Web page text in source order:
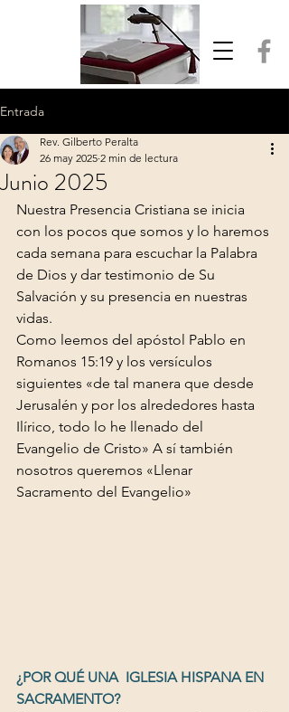
Entrada
Junio 2025
Rev. Gilberto Peralta
26 may 2025 2 min de lectura
Nuestra Presencia Cristiana se inicia
con los pocos que somos y lo haremos
cada semana para escuchar la Palabra
de Dios y dar testimonio de Su
Salvación y su presencia en nuestras
vidas.
Como leemos del apóstol Pablo en
Romanos 15:19 y los versículos
siguientes «de tal manera que desde
Jerusalén y por los alrededores hasta
Ilírico, todo lo he llenado del
Evangelio de Cristo» A sí también
nosotros queremos «Llenar
Sacramento del Evangelio»
¿POR QUÉ UNA  IGLESIA HISPANA EN
SACRAMENTO?